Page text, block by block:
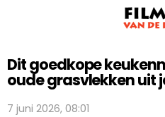
Dit goedkope
oude grasvlekken uit
7 juni 2026, 08:01